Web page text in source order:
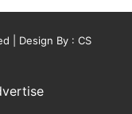
| Design By : CS